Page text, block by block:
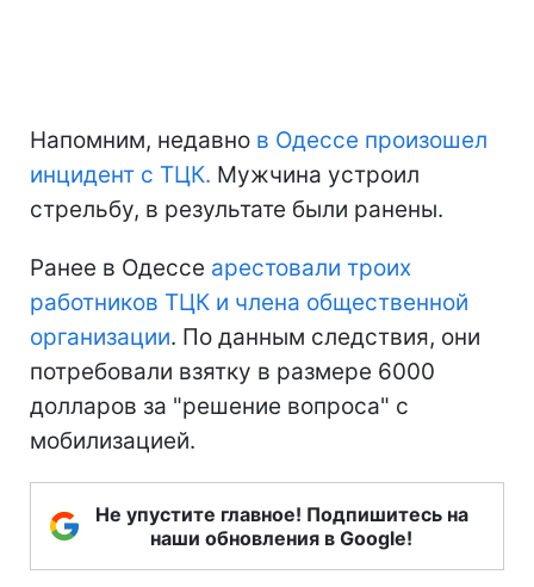
Напомним, недавно в Одессе произошел
инцидент с ТЦК. Мужчина устроил
стрельбу, в результате были ранены.
Ранее в Одессе арестовали троих
работников ТЦК и члена общественной
организации. По данным следствия, они
потребовали взятку в размере 6000
долларов за "решение вопроса" с
мобилизацией.
Не упустите главное! Подпишитесь на
наши обновления в Google!